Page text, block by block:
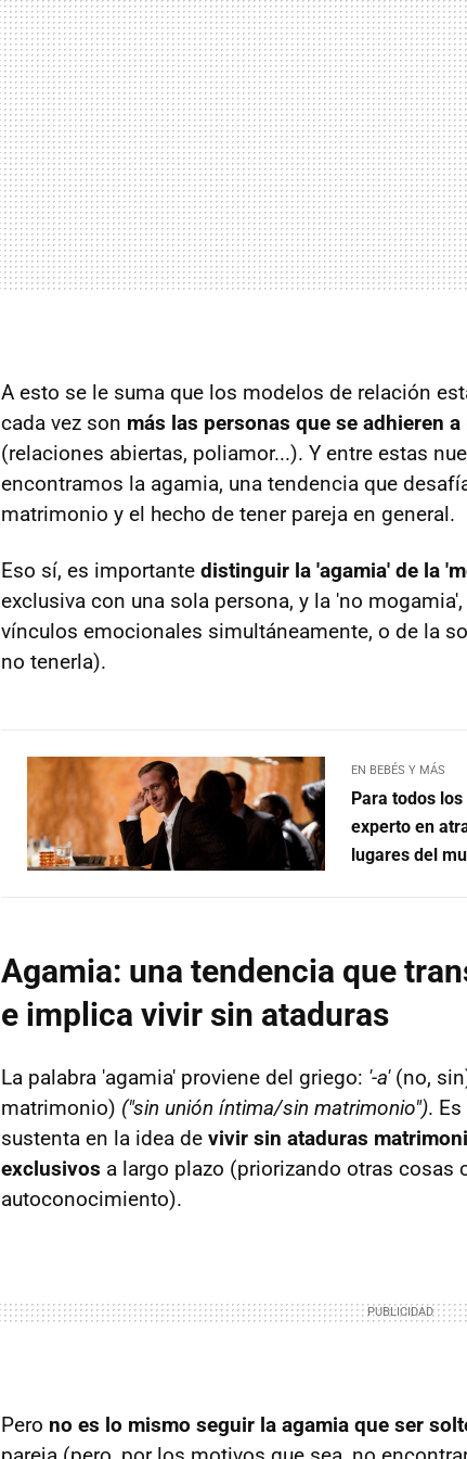
A esto se le suma que los modelos de relación
cada vez son más las personas que se adhieren
(relaciones abiertas, poliamor...). Y entre estas
encontramos la agamia, una tendencia que
matrimonio y el hecho de tener pareja en general.
Eso sí, es importante distinguir la 'agamia' de la
exclusiva con una sola persona, y la 'no
vínculos emocionales simultáneamente, o de la
no tenerla).
EN BEBÉS Y MÁS
Para todos
experto en
lugares del
Agamia: una tendencia que
e implica vivir sin ataduras
La palabra 'agamia' proviene del griego: '-a'(no,
matrimonio) ("sin unión íntima/sin matrimonio").
sustenta en la idea de vivir sin ataduras
exclusivos a largo plazo (priorizando otras cosas
autoconocimiento).
Pero no es lo mismo seguir la agamia que ser